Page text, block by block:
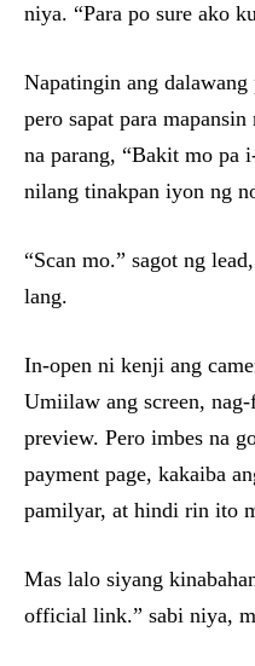
niya. “Para po sure ako
Napatingin ang
pero sapat para
na parang, “Bakit mo pa
nilang tinakpan iyon ng
“Scan mo.” sagot ng
lang.
In-open ni kenji ang
Umiilaw ang screen,
preview. Pero imbes na
payment page, kakaiba
pamilyar, at hindi rin ito
Mas lalo siyang
official link.” sabi niya,